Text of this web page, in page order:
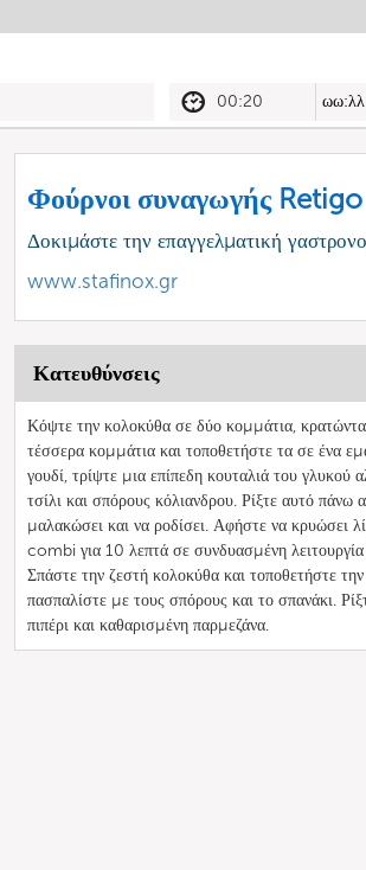
00:20 ωω:λλ
Φούρνοι συναγωγής Retigo
Δοκιμάστε την επαγγελματική
www.stafinox.gr
Κατευθύνσεις
Κόψτε την κολοκύθα σε δύο κομμάτια,
τέσσερα κομμάτια και τοποθετήστε τα σε ένα
γουδί, τρίψτε μια επίπεδη κουταλιά του γλυκού
τσίλι και σπόρους κόλιανδρου. Ρίξτε αυτό
μαλακώσει και να ροδίσει. Αφήστε να κρυώσει
combi για 10 λεπτά σε συνδυασμένη
Σπάστε την ζεστή κολοκύθα και τοποθετήστε
πασπαλίστε με τους σπόρους και το σπανάκι.
πιπέρι και καθαρισμένη παρμεζάνα.